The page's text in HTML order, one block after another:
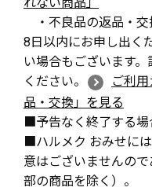
・不良品の返品・
8日以内にお申し出く
い場合もございます
ください。
ご利
品・交換」を見る
■予告なく終了する場
■ハルメク おみせに
意はございませんの
部の商品を除く）。